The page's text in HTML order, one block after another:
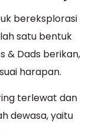
bereksplorasi
satu bentuk
& Dads berikan,
harapan.
terlewat dan
dewasa, yaitu